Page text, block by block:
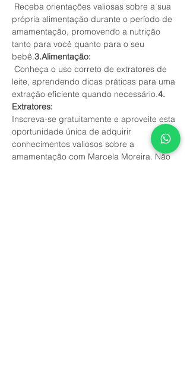
própria alimentação durante o período de
amamentação, promovendo a nutrição
tanto para você quanto para o seu
bebê.3.Alimentação:
leite, aprendendo dicas práticas para uma
extração eficiente quando necessário.4.
Extratores:
Inscreva-se gratuitamente e aproveite esta
oportunidade única de adquirir
conhecimentos valiosos sobre a
amamentação com Marcela Moreira. Não